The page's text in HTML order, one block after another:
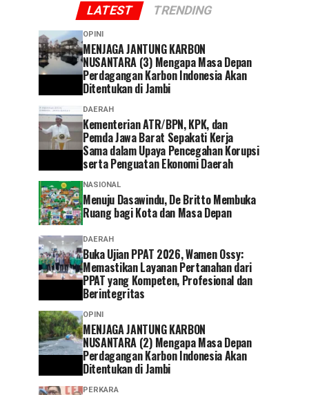
LATEST TRENDING
OPINI
MENJAGA JANTUNG KARBON
NUSANTARA (3) Mengapa Masa Depan
Perdagangan Karbon Indonesia Akan
Ditentukan di Jambi
DAERAH
Kementerian ATR/BPN, KPK, dan
Pemda Jawa Barat Sepakati Kerja
Sama dalam Upaya Pencegahan Korupsi
serta Penguatan Ekonomi Daerah
NASIONAL
Menuju Dasawindu, De Britto Membuka
Ruang bagi Kota dan Masa Depan
DAERAH
Buka Ujian PPAT 2026, Wamen Ossy:
Memastikan Layanan Pertanahan dari
PPAT yang Kompeten, Profesional dan
Berintegritas
OPINI
MENJAGA JANTUNG KARBON
NUSANTARA (2) Mengapa Masa Depan
Perdagangan Karbon Indonesia Akan
Ditentukan di Jambi
PERKARA